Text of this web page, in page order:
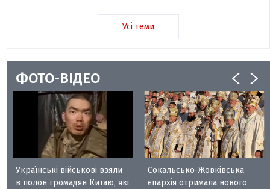
Усі теми
ФОТО-ВІДЕО
Українські військові взяли
в полон громадян Китаю, які
Сокальсько-Жовківська
єпархія отримала нового